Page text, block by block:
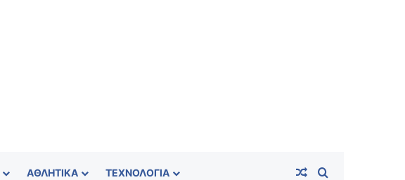
ΑΘΛΗΤΙΚΆ ΤΕΧΝΟΛΟΓΊΑ Random Article